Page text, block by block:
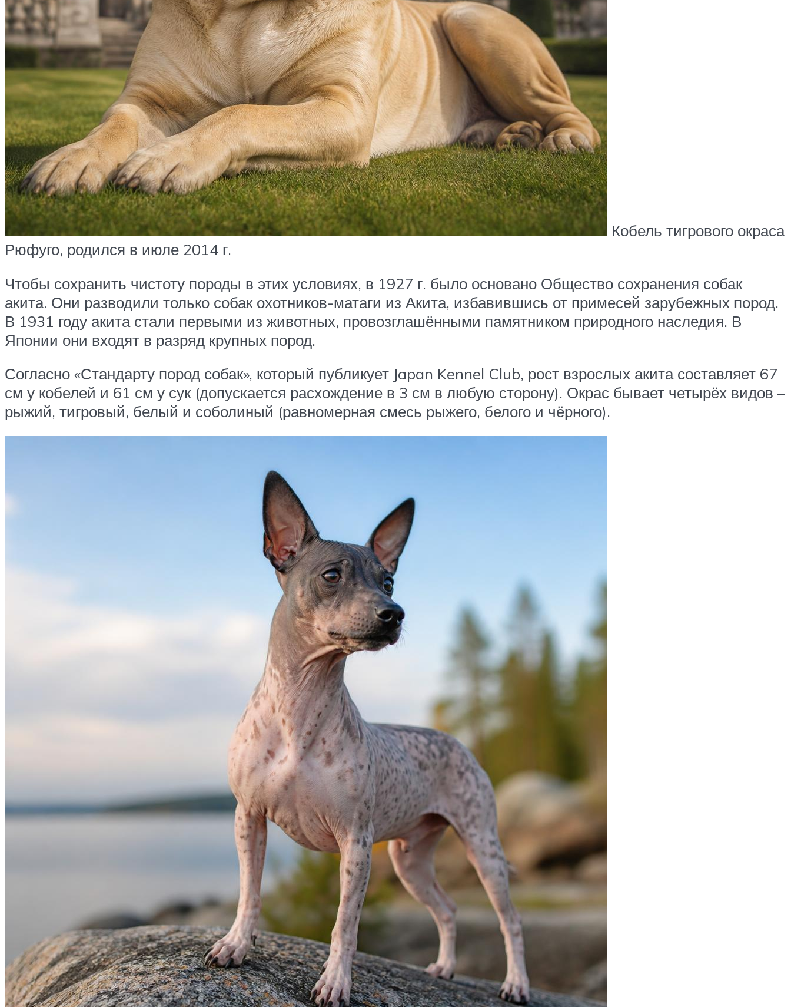
Кобель тигрового окраса
Рюфуго, родился в июле 2014 г.
Чтобы сохранить чистоту породы в этих условиях, в 1927 г. было основано Общество сохранения собак
акита. Они разводили только собак охотников-матаги из Акита, избавившись от примесей зарубежных пород.
В 1931 году акита стали первыми из животных, провозглашёнными памятником природного наследия. В
Японии они входят в разряд крупных пород.
Согласно «Стандарту пород собак», который публикует Japan Kennel Club, рост взрослых акита составляет 67
см у кобелей и 61 см у сук (допускается расхождение в 3 см в любую сторону). Окрас бывает четырёх видов –
рыжий, тигровый, белый и соболиный (равномерная смесь рыжего, белого и чёрного).